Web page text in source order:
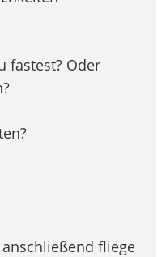
fastest? Oder
fliege